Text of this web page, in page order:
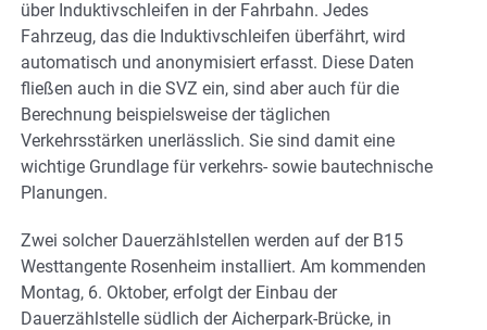
über Induktivschleifen in der Fahrbahn. Jedes
Fahrzeug, das die Induktivschleifen überfährt, wird
automatisch und anonymisiert erfasst. Diese Daten
fließen auch in die SVZ ein, sind aber auch für die
Berechnung beispielsweise der täglichen
Verkehrsstärken unerlässlich. Sie sind damit eine
wichtige Grundlage für verkehrs- sowie bautechnische
Planungen.
Zwei solcher Dauerzählstellen werden auf der B15
Westtangente Rosenheim installiert. Am kommenden
Montag, 6. Oktober, erfolgt der Einbau der
Dauerzählstelle südlich der Aicherpark-Brücke, in